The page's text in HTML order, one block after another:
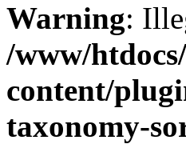
Warning:
/www/
content/
taxonomy-